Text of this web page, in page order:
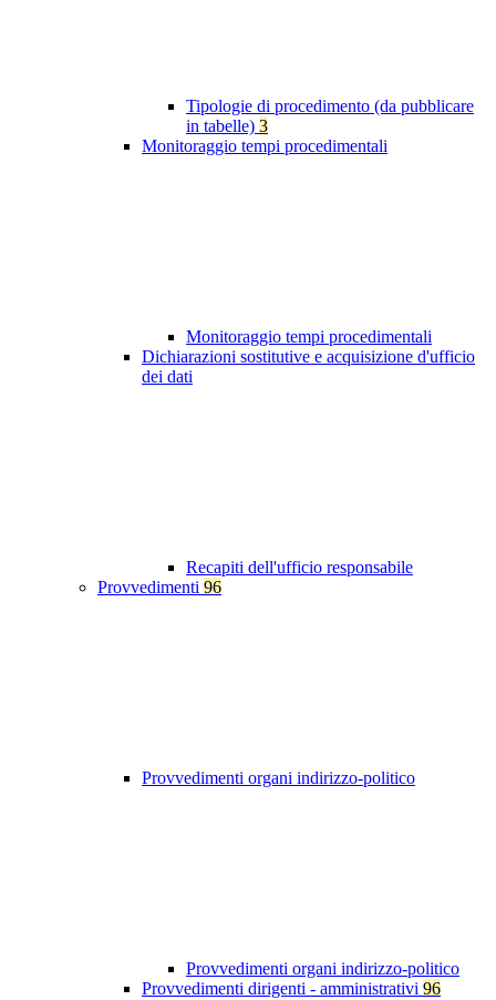
Tipologie di procedimento (da pubblicare
in tabelle) 3
Monitoraggio tempi procedimentali
Monitoraggio tempi procedimentali
Dichiarazioni sostitutive e acquisizione d'ufficio
dei dati
Recapiti dell'ufficio responsabile
Provvedimenti 96
Provvedimenti organi indirizzo-politico
Provvedimenti organi indirizzo-politico
Provvedimenti dirigenti - amministrativi 96